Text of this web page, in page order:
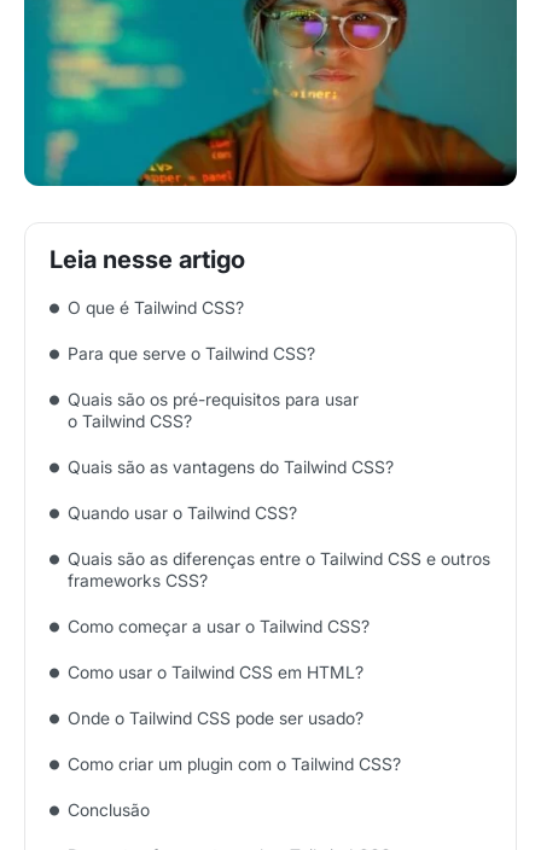
O que é Tailwind CSS?
Para que serve o Tailwind CSS?
Quais são os pré-requisitos para usar
o Tailwind CSS?
Quais são as vantagens do Tailwind CSS?
Quando usar o Tailwind CSS?
Quais são as diferenças entre o Tailwind CSS e outros
frameworks CSS?
Como começar a usar o Tailwind CSS?
Como usar o Tailwind CSS em HTML?
Onde o Tailwind CSS pode ser usado?
Como criar um plugin com o Tailwind CSS?
Conclusão